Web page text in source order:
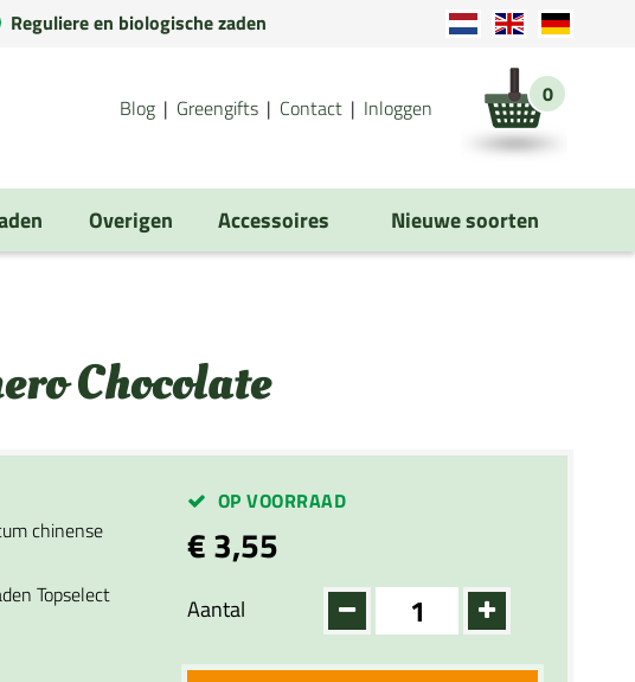
Reguliere en biologische zaden
Blog Greengifts Contact Inloggen 0
Overigen Accessoires Nieuwe soorten
Chocolate
chinense
Topselect
OP VOORRAAD
€ 3,55
Aantal